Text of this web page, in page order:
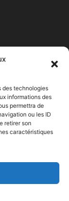
des technologies
informations des
permettra de
ou les ID
retirer son
caractéristiques
Afrique